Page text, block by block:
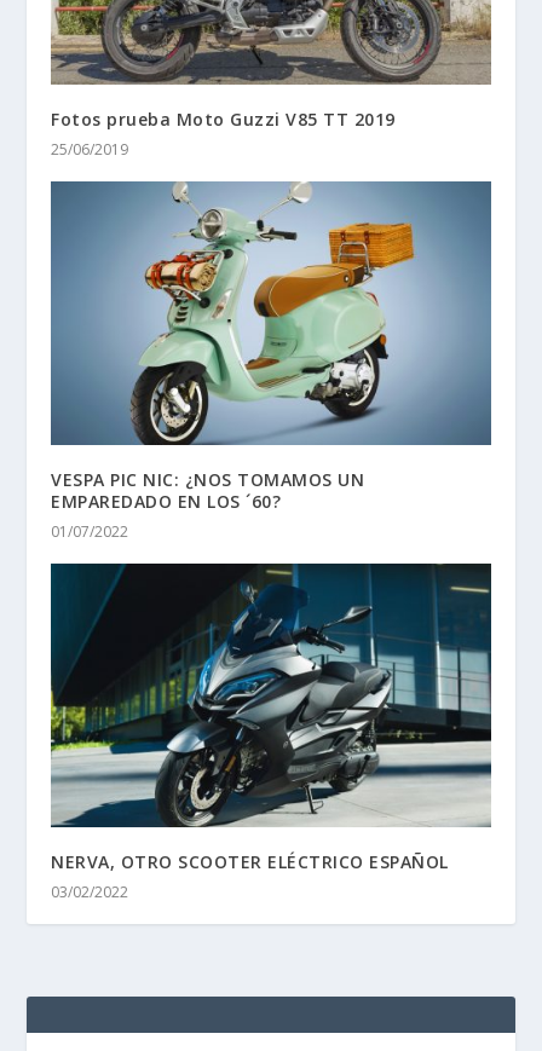
Fotos prueba Moto Guzzi V85 TT 2019
25/06/2019
VESPA PIC NIC: ¿NOS TOMAMOS UN
EMPAREDADO EN LOS ´60?
01/07/2022
NERVA, OTRO SCOOTER ELÉCTRICO ESPAÑOL
03/02/2022